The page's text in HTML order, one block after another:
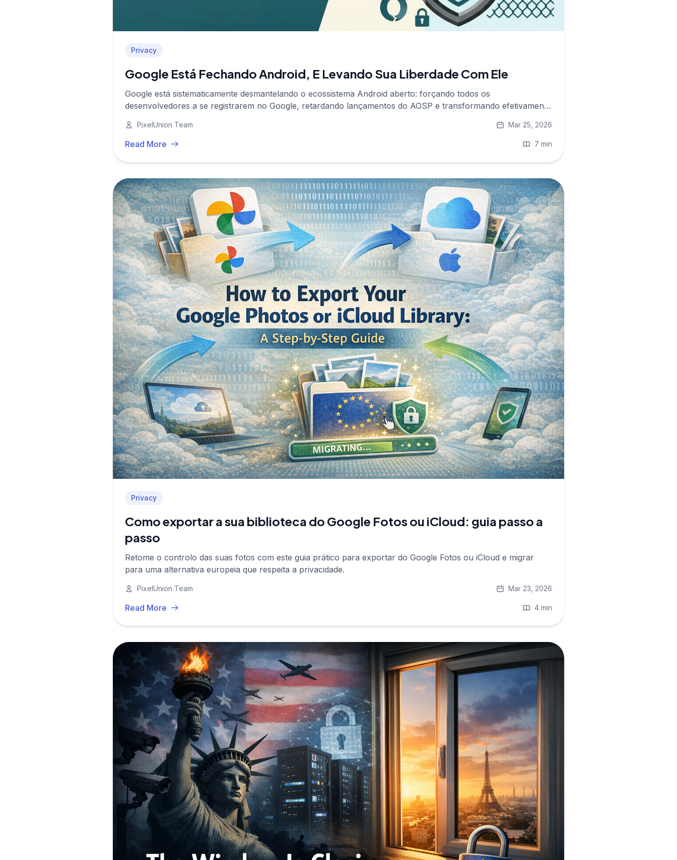
Privacy
Google Está Fechando Android, E Levando Sua Liberdade Com Ele
Google está sistematicamente desmantelando o ecossistema Android aberto: forçando todos os
desenvolvedores a se registrarem no Google, retardando lançamentos do AOSP e transformando efetivamente
PixelUnion Team Mar 25, 2026
Read More 7 min
Privacy
Como exportar a sua biblioteca do Google Fotos ou iCloud: guia passo a
passo
Retome o controlo das suas fotos com este guia prático para exportar do Google Fotos ou iCloud e migrar
para uma alternativa europeia que respeita a privacidade.
PixelUnion Team Mar 23, 2026
Read More 4 min